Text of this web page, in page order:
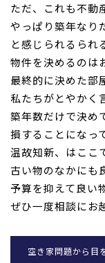
ただ、 これも不動
やっぱり築年なり
と感じられるられ
物件を決めるのは
最終的に決めた部
私たちがとやかく
築年数だけで決め
損することになっ
温故知新、はここ
古い物のなかにも
予算を抑えて良い
ぜひ一度相談にお
空き家問題から目